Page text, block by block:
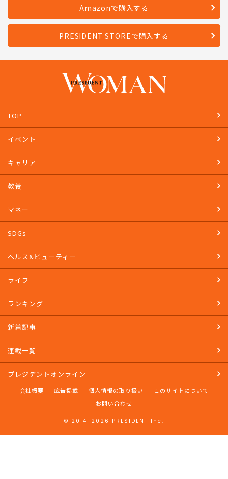
Amazonで購入する
PRESIDENT STOREで購入する
TOP
イベント
キャリア
教養
マネー
SDGs
ヘルス&ビューティー
ライフ
ランキング
新着記事
連載一覧
プレジデントオンライン
会社概要 広告掲載 個人情報の取り扱い
このサイトについて
お問い合わせ
© 2014-2026 PRESIDENT Inc.